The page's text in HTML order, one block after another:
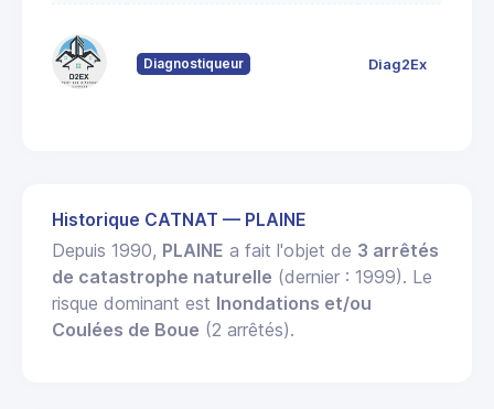
Diagnostiqueur Diag2Ex
Historique CATNAT — PLAINE
Depuis 1990, PLAINE a fait l'objet de 3 arrêtés
de catastrophe naturelle (dernier : 1999). Le
risque dominant est Inondations et/ou
Coulées de Boue (2 arrêtés).